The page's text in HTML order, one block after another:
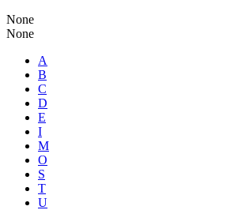
None
None
A
B
C
D
E
I
M
O
S
T
U